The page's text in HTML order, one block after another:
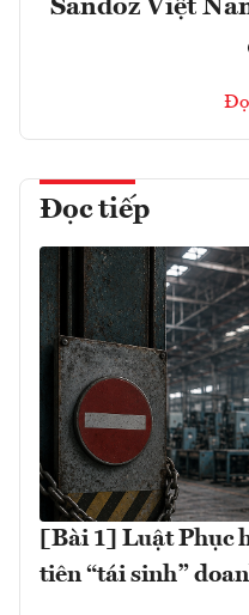
Sandoz Việt
Đọc tiếp
[Bài 1] Luật Phục
tiên “tái sinh”